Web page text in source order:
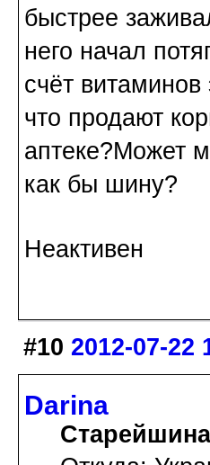
быстрее
него начал
счёт
что продают
аптеке?Может
как бы шину?
Неактивен
#10 2012-07-22
Darina